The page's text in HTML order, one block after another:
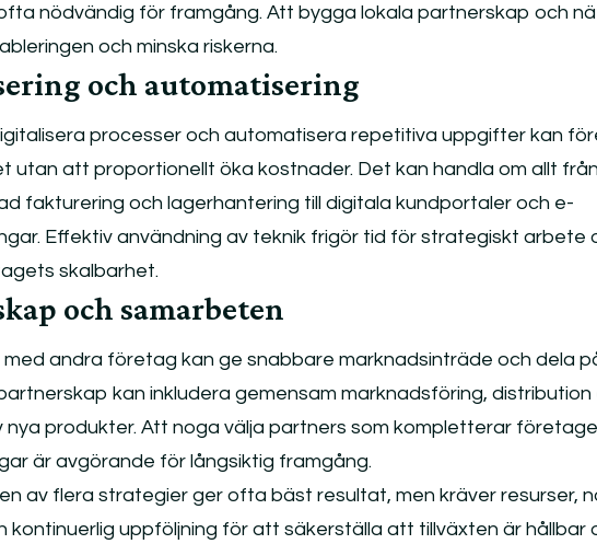
nödvändig för framgång. Att bygga lokala partnerskap och
och minska riskerna.
och automatisering
processer och automatisera repetitiva uppgifter kan
utan att proportionellt öka kostnader. Det kan handla om allt från
fakturering och lagerhantering till digitala kundportaler och e-
Effektiv användning av teknik frigör tid för strategiskt arbete
skalbarhet.
och samarbeten
andra företag kan ge snabbare marknadsinträde och dela
kan inkludera gemensam marknadsföring, distribution
nya produkter. Att noga välja partners som kompletterar
är avgörande för långsiktig framgång.
av flera strategier ger ofta bäst resultat, men kräver resurser,
kontinuerlig uppföljning för att säkerställa att tillväxten är hållbar